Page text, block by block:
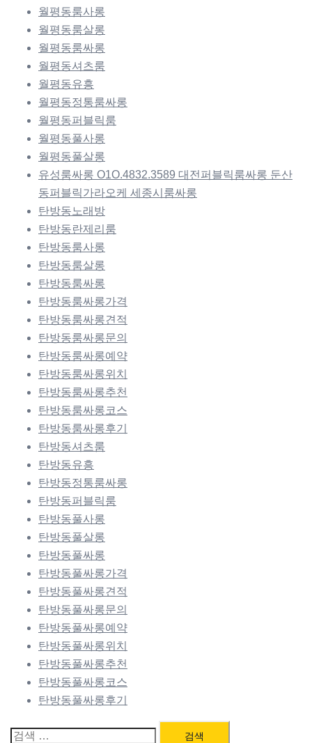
월평동룸사롱
월평동룸살롱
월평동룸싸롱
월평동셔츠룸
월평동유흥
월평동정통룸싸롱
월평동퍼블릭룸
월평동풀사롱
월평동풀살롱
유성룸싸롱 O1O.4832.3589 대전퍼블릭룸싸롱 둔산
동퍼블릭가라오케 세종시룸싸롱
탄방동노래방
탄방동란제리룸
탄방동룸사롱
탄방동룸살롱
탄방동룸싸롱
탄방동룸싸롱가격
탄방동룸싸롱견적
탄방동룸싸롱문의
탄방동룸싸롱예약
탄방동룸싸롱위치
탄방동룸싸롱추천
탄방동룸싸롱코스
탄방동룸싸롱후기
탄방동셔츠룸
탄방동유흥
탄방동정통룸싸롱
탄방동퍼블릭룸
탄방동풀사롱
탄방동풀살롱
탄방동풀싸롱
탄방동풀싸롱가격
탄방동풀싸롱견적
탄방동풀싸롱문의
탄방동풀싸롱예약
탄방동풀싸롱위치
탄방동풀싸롱추천
탄방동풀싸롱코스
탄방동풀싸롱후기
검